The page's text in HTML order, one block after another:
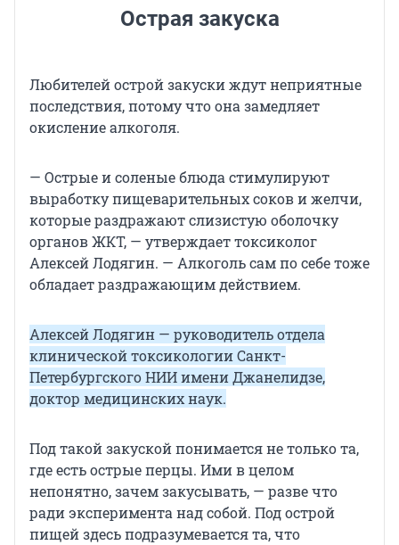
Острая закуска
Любителей острой закуски ждут неприятные
последствия, потому что она замедляет
окисление алкоголя.
— Острые и соленые блюда стимулируют
выработку пищеварительных соков и желчи,
которые раздражают слизистую оболочку
органов ЖКТ, — утверждает токсиколог
Алексей Лодягин. — Алкоголь сам по себе тоже
обладает раздражающим действием.
Алексей Лодягин — руководитель отдела
клинической токсикологии Санкт-
Петербургского НИИ имени Джанелидзе,
доктор медицинских наук.
Под такой закуской понимается не только та,
где есть острые перцы. Ими в целом
непонятно, зачем закусывать, — разве что
ради эксперимента над собой. Под острой
пищей здесь подразумевается та, что